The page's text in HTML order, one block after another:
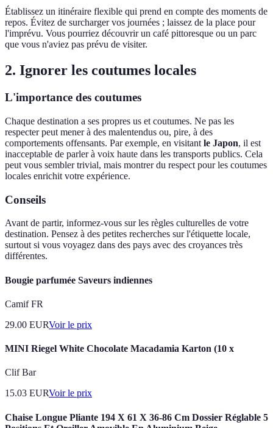
Établissez un itinéraire flexible qui prend en compte des moments de
repos. Évitez de surcharger vos journées ; laissez de la place pour
l'imprévu. Vous pourriez découvrir un café pittoresque ou un parc
que vous n'aviez pas prévu de visiter.
2. Ignorer les coutumes locales
L'importance des coutumes
Chaque destination a ses propres us et coutumes. Ne pas les
respecter peut mener à des malentendus ou, pire, à des
comportements offensants. Par exemple, en visitant le Japon, il est
inacceptable de parler à voix haute dans les transports publics. Cela
peut vous sembler trivial, mais montrer du respect pour les coutumes
locales enrichit votre expérience.
Conseils
Avant de partir, informez-vous sur les règles culturelles de votre
destination. Pensez à des petites recherches sur l'étiquette locale,
surtout si vous voyagez dans des pays avec des croyances très
différentes.
Bougie parfumée Saveurs indiennes
Camif FR
29.00 EURVoir le prix
MINI Riegel White Chocolate Macadamia Karton (10 x
Clif Bar
15.03 EURVoir le prix
Chaise Longue Pliante 194 X 61 X 36-86 Cm Dossier Réglable 5